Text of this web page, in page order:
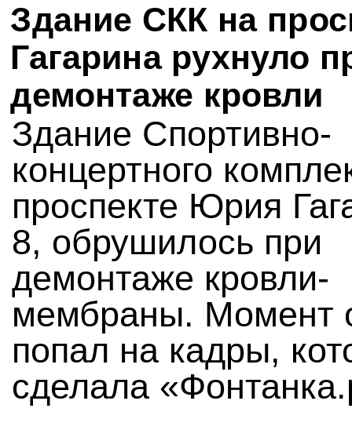
Здание СКК на
Гагарина рухнуло
демонтаже кровли
Здание Спортивно-
концертного
проспекте Юрия
8, обрушилось при
демонтаже кровли-
мембраны. Момент
попал на кадры,
сделала